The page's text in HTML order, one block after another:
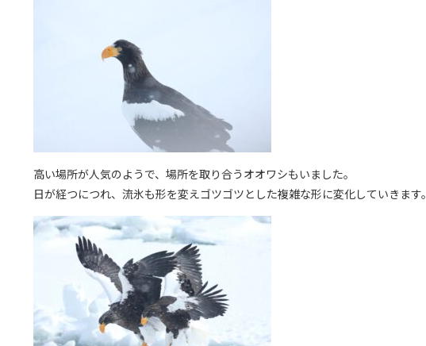
高い場所が人気のようで、場所を取り合うオオワシもいました。
日が経つにつれ、流氷も形を変えゴツゴツとした複雑な形に変化していきます。